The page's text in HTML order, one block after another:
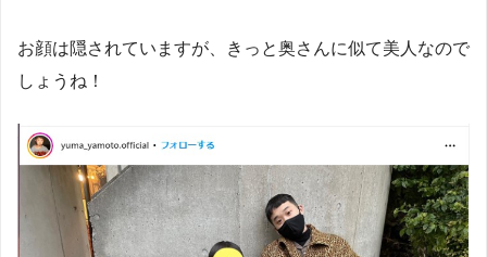
お顔は隠されていますが、きっと奥さんに似て美人なので
しょうね！